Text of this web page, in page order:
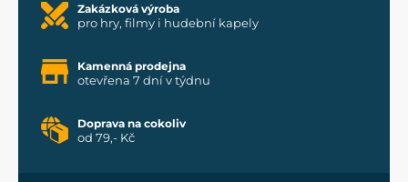
Zakázková výroba
pro hry, filmy i hudební kapely
Kamenná prodejna
otevřena 7 dní v týdnu
Doprava na cokoliv
od 79,- Kč